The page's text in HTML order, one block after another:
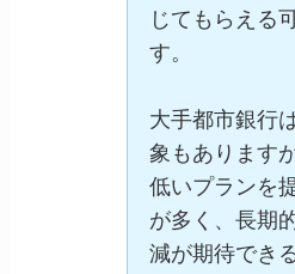
じてもらえる
す。
大手都市銀行
象もあります
低いプランを
が多く、長期
減が期待でき